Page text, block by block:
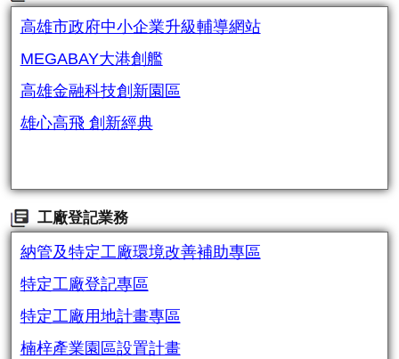
高雄市政府中小企業升級輔導網站
MEGABAY大港創艦
高雄金融科技創新園區
雄心高飛 創新經典
工廠登記業務
納管及特定工廠環境改善補助專區
特定工廠登記專區
特定工廠用地計畫專區
楠梓產業園區設置計畫